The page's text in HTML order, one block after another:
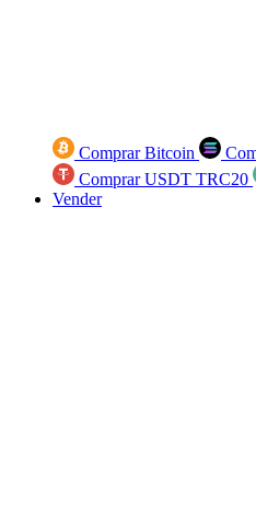
Comprar Bitcoin
Comprar USDT TRC20
Vender